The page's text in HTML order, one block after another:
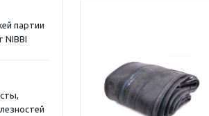
партии
NIBBI